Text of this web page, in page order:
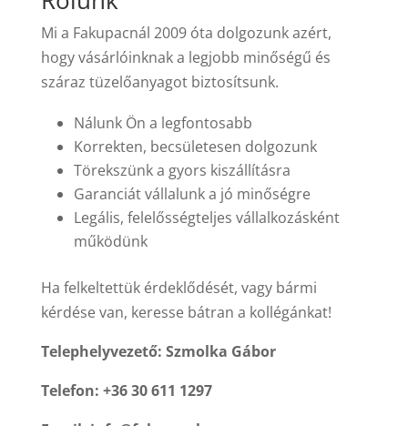
Mi a Fakupacnál 2009 óta dolgozunk azért,
hogy vásárlóinknak a legjobb minőségű és
száraz tüzelőanyagot biztosítsunk.
Nálunk Ön a legfontosabb
Korrekten, becsületesen dolgozunk
Törekszünk a gyors kiszállításra
Garanciát vállalunk a jó minőségre
Legális, felelősségteljes vállalkozásként
működünk
Ha felkeltettük érdeklődését, vagy bármi
kérdése van, keresse bátran a kollégánkat!
Telephelyvezető: Szmolka Gábor
Telefon: +36 30 611 1297